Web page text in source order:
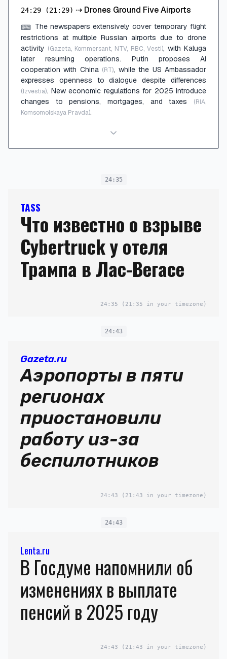
24:29 (21:29) ⇢ Drones Ground Five Airports
⌨ The newspapers extensively cover temporary flight
restrictions at multiple Russian airports due to drone
activity (Gazeta, Kommersant, NTV, RBC, Vesti), with Kaluga
later resuming operations. Putin proposes AI
cooperation with China (RT), while the US Ambassador
expresses openness to dialogue despite differences
(Izvestia). New economic regulations for 2025 introduce
changes to pensions, mortgages, and taxes
(RIA,
Komsomolskaya Pravda).
24:35
TASS
Что известно о взрыве
Cybertruck у отеля
Трампа в Лас-Вегасе
24:35 (21:35 in your timezone)
24:43
Gazeta.ru
Аэропорты в пяти
регионах
приостановили
работу из-за
беспилотников
24:43 (21:43 in your timezone)
24:43
Lenta.ru
В Госдуме напомнили об
изменениях в выплате
пенсий в 2025 году
24:43 (21:43 in your timezone)